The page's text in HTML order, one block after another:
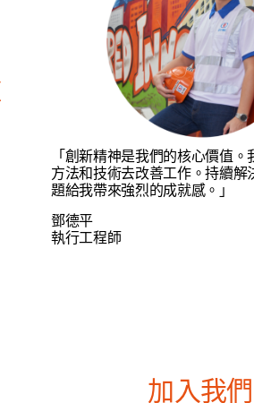
「創新精神是我們的核心價值
方法和技術去改善工作。持續解
題給我帶來強烈的成就感。」
鄧德平
執行工程師
加入我們